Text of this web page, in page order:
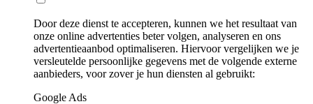
Door deze dienst te accepteren, kunnen we het resultaat van
onze online advertenties beter volgen, analyseren en ons
advertentieaanbod optimaliseren. Hiervoor vergelijken we je
versleutelde persoonlijke gegevens met de volgende externe
aanbieders, voor zover je hun diensten al gebruikt:
Google Ads